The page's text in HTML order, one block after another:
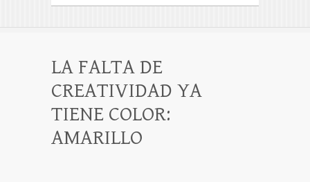
LA FALTA DE
CREATIVIDAD YA
TIENE COLOR:
AMARILLO